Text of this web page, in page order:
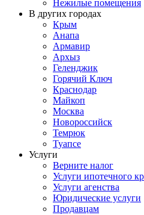
Нежилые помещения
В других городах
Крым
Анапа
Армавир
Архыз
Геленджик
Горячий Ключ
Краснодар
Майкоп
Москва
Новороссийск
Темрюк
Туапсе
Услуги
Верните налог
Услуги ипотечного
Услуги агенства
Юридические услуги
Продавцам